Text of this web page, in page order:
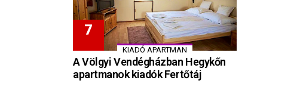
KIADÓ APARTMAN
A Völgyi Vendégházban Hegykőn
apartmanok kiadók Fertőtáj